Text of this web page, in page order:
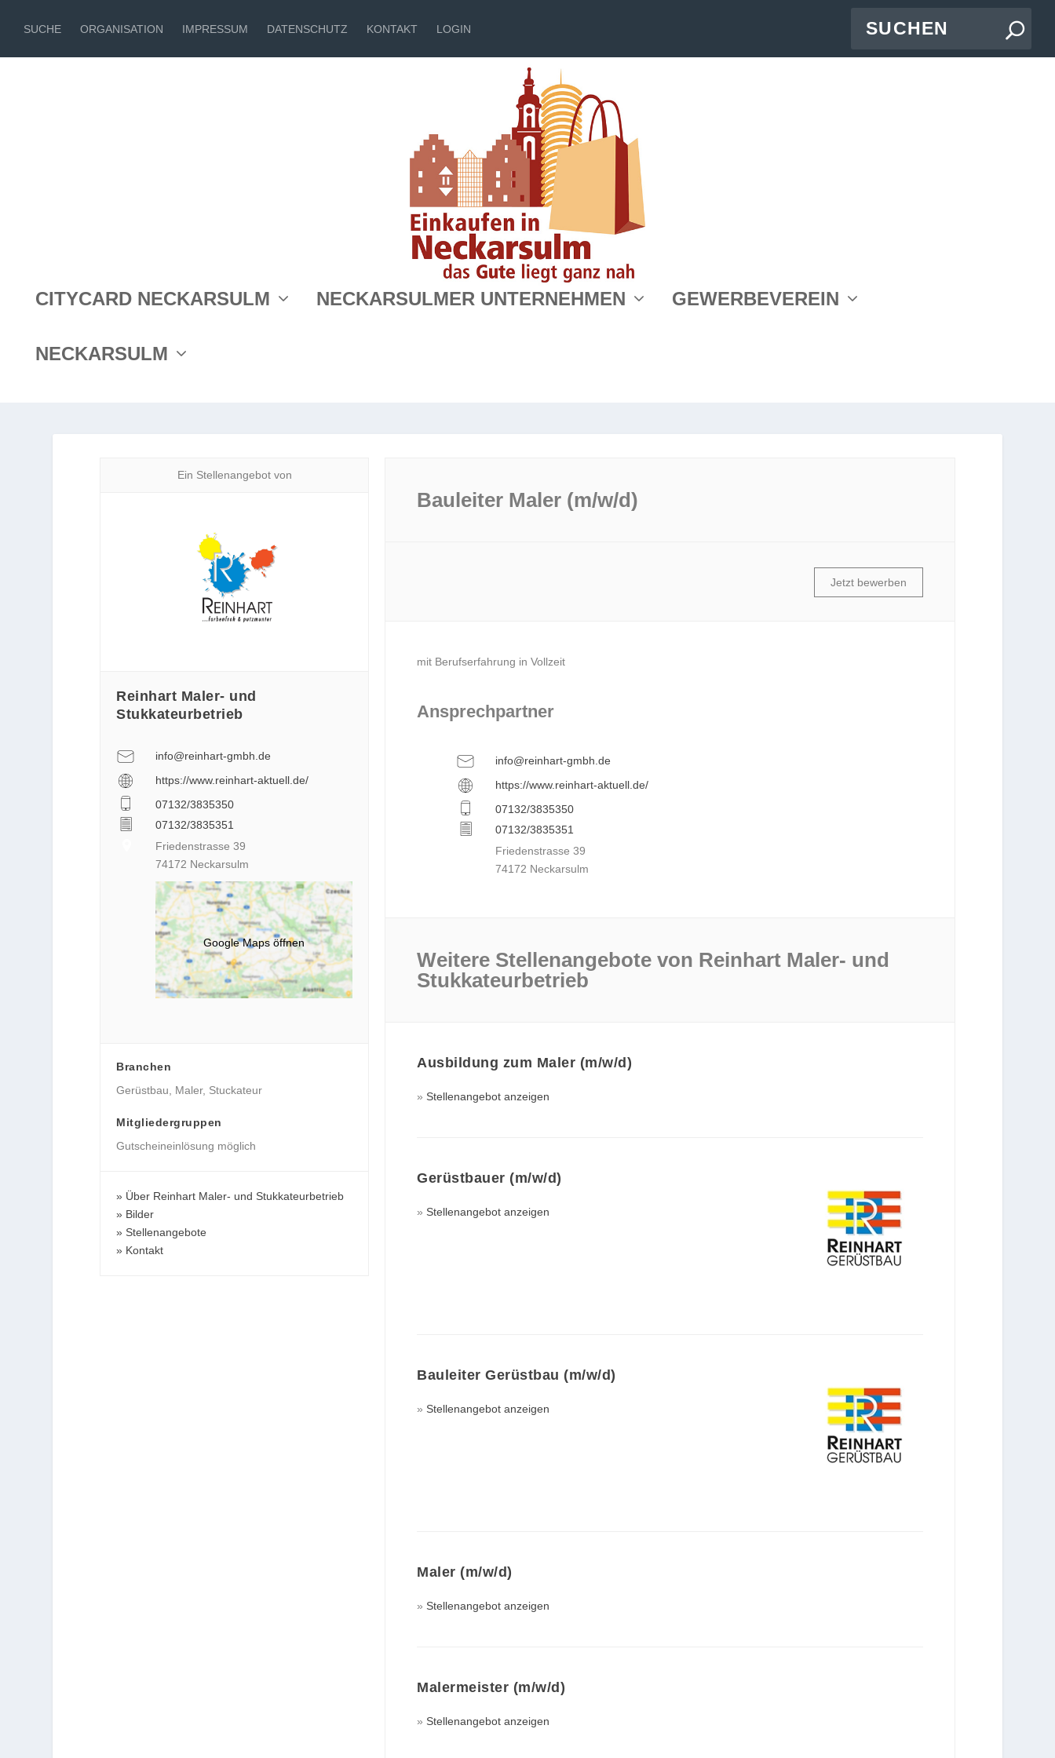
SUCHE ORGANISATION IMPRESSUM DATENSCHUTZ KONTAKT LOGIN
CITYCARD NECKARSULM NECKARSULMER UNTERNEHMEN GEWERBEVEREIN
NECKARSULM
Ein Stellenangebot von
Reinhart Maler- und
Stukkateurbetrieb
info@reinhart-gmbh.de
https://www.reinhart-aktuell.de/
07132/3835350
07132/3835351
Friedenstrasse 39
74172 Neckarsulm
Google Maps öffnen
Branchen
Gerüstbau
Maler, Stuckateur
Mitgliedergruppen
Gutscheineinlösung möglich
Über Reinhart Maler- und Stukkateurbetrieb
Bilder
Stellenangebote
Kontakt
Bauleiter Maler (m/w/d)
Jetzt bewerben
mit Berufserfahrung in Vollzeit
Ansprechpartner
info@reinhart-gmbh.de
https://www.reinhart-aktuell.de/
07132/3835350
07132/3835351
Friedenstrasse 39
74172 Neckarsulm
Weitere Stellenangebote von Reinhart Maler- und
Stukkateurbetrieb
Ausbildung zum Maler (m/w/d)
Stellenangebot anzeigen
Gerüstbauer (m/w/d)
Stellenangebot anzeigen
Bauleiter Gerüstbau (m/w/d)
Stellenangebot anzeigen
Maler (m/w/d)
Stellenangebot anzeigen
Malermeister (m/w/d)
Stellenangebot anzeigen